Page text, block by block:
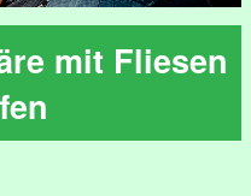
mit Fliesen